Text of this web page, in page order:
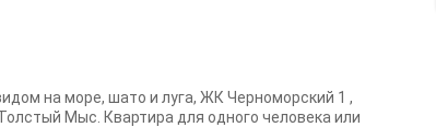
на море, шато и луга, ЖК Черноморский 1 ,
Мыс. Квартира для одного человека или